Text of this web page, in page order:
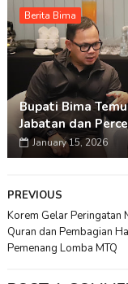
Berita Bima
Bupati Bima
Jabatan dan
January 15, 2026
PREVIOUS
Korem Gelar Peringatan
Quran dan Pembagian
Pemenang Lomba MTQ